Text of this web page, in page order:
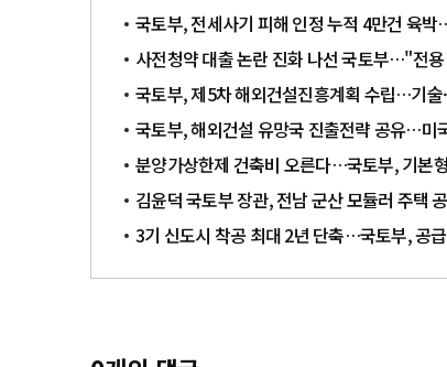
국토부, 전세사기 피해 인정 누적 4만건 육
사전청약 대출 논란 진화 나선 국토부…"전
국토부, 제5차 해외건설진흥계획 수립…기술
국토부, 해외건설 유망국 진출전략 공유…미
분양가상한제 건축비 오른다…국토부, 기본
김윤덕 국토부 장관, 전남 군산 모듈러 주택
3기 신도시 착공 최대 2년 단축…국토부, 공